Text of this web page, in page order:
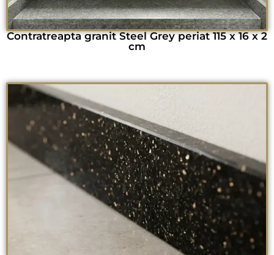
Contratreapta granit Steel Grey periat 115 x 16 x 2
cm